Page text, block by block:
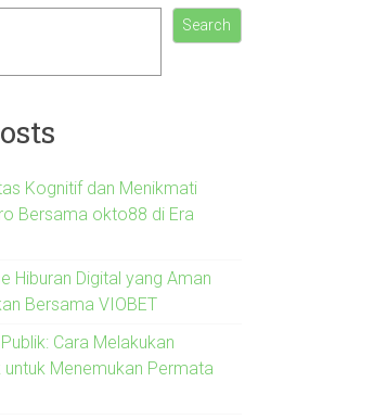
Search
Kognitif dan Menikmati
Bersama okto88 di Era
Hiburan Digital yang Aman
Bersama VIOBET
Cara Melakukan
untuk Menemukan Permata